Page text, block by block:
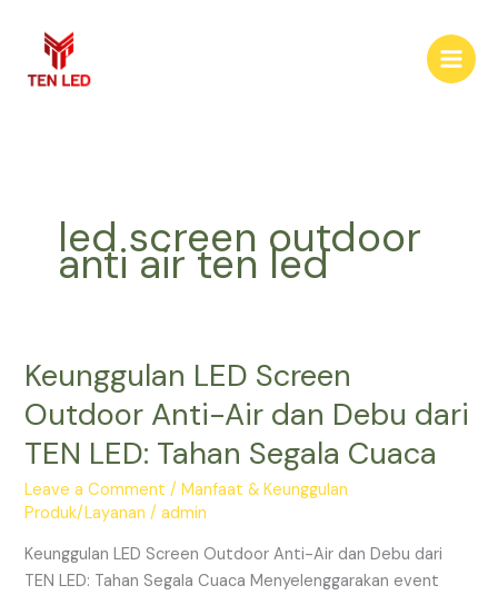
content
led screen outdoor
anti air ten led
Keunggulan LED Screen
Outdoor Anti-Air dan Debu dari
TEN LED: Tahan Segala Cuaca
Leave a Comment /Manfaat & Keunggulan
Produk/Layanan /admin
Keunggulan LED Screen Outdoor Anti-Air dan Debu dari
TEN LED: Tahan Segala Cuaca Menyelenggarakan event
Keunggulan
Screen
Outdoor
Air
Debu
dari